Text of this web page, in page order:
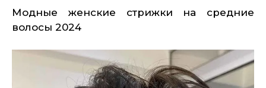
Модные женские стрижки на средние
волосы 2024